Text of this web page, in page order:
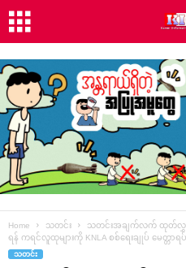
Home သတင်း
သတင်းအချက်လက် ထုတ်လွှင့်ရ
ရန် ကရင်လူထုများကို KNLA စစ်‌ရေးချုပ် ‌မေတ္တာရ
သတင်း